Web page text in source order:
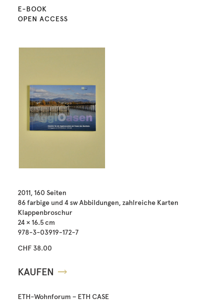
E-BOOK
OPEN ACCESS
2011, 160 Seiten
86 farbige und 4 sw Abbildungen, zahlreiche Karten
Klappenbroschur
24 × 16.5 cm
978-3-03919-172-7
CHF 38.00
KAUFEN
ETH-Wohnforum – ETH CASE